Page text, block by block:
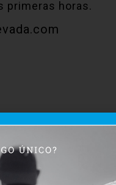
primeras horas.